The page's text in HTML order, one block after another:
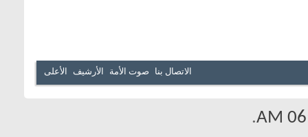
الاتصال بنا صوت الأمة الأرشيف الأعلى
.